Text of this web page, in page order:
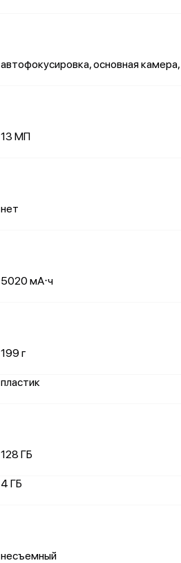
автофокусировка, основная
13 МП
нет
5020 мА⋅ч
199 г
пластик
128 ГБ
4 ГБ
несъемный